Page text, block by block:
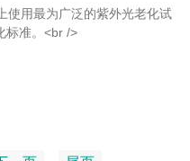
使用最为广泛的紫外光老化试
标准。<br />